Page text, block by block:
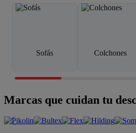
Sofás Colchones
Marcas que cuidan tu